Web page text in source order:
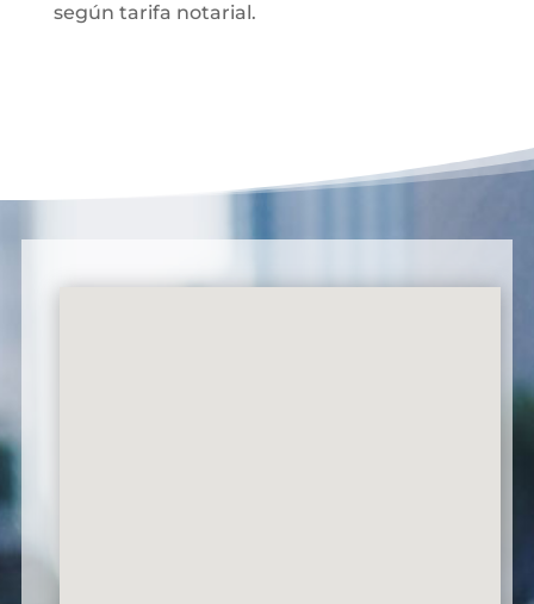
según tarifa notarial.